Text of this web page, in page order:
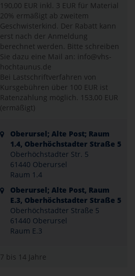
190,00 EUR inkl. 3 EUR für Material
20% ermäßigt ab zweitem
Geschwisterkind. Der Rabatt kann
erst nach der Anmeldung
berechnet werden. Bitte schreiben
Sie dazu eine Mail an: info@vhs-
hochtaunus.de
Bei Lastschriftverfahren von
Kursgebühren über 100 EUR ist
Ratenzahlung möglich. 153,00 EUR
(ermäßigt)
Oberursel; Alte Post; Raum
1.4, Oberhöchstadter Straße 5
Oberhöchstadter Str. 5
61440 Oberursel
Raum 1.4
Oberursel; Alte Post, Raum
E.3, Oberhöchstadter Straße 5
Oberhöchstadter Straße 5
61440 Oberursel
Raum E.3
7 bis 14 Jahre